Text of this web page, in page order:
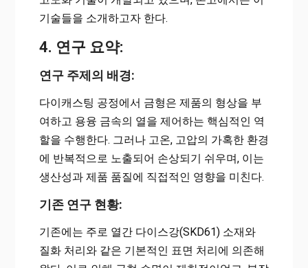
기술들을 소개하고자 한다.
4. 연구 요약:
연구 주제의 배경:
다이캐스팅 공정에서 금형은 제품의 형상을 부
여하고 용융 금속의 열을 제어하는 핵심적인 역
할을 수행한다. 그러나 고온, 고압의 가혹한 환경
에 반복적으로 노출되어 손상되기 쉬우며, 이는
생산성과 제품 품질에 직접적인 영향을 미친다.
기존 연구 현황:
기존에는 주로 열간 다이스강(SKD61) 소재와
질화 처리와 같은 기본적인 표면 처리에 의존해